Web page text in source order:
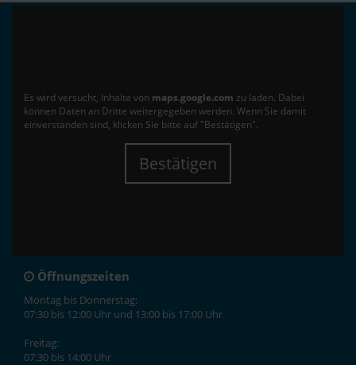
Es wird versucht, Inhalte von maps.google.com zu laden. Dabei
können Daten an Dritte weitergegeben werden. Wenn Sie damit
einverstanden sind, klicken Sie bitte auf "Bestätigen".
Bestätigen
Öffnungszeiten
Montag bis Donnerstag:
07:30 bis 12:00 Uhr und 13:00 bis 17:00 Uhr
Freitag:
07:30 bis 14:00 Uhr